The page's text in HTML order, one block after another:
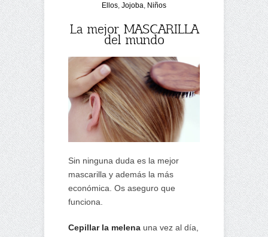
Ellos, Jojoba, Niños
La mejor MASCARILLA
del mundo
Sin ninguna duda es la mejor
mascarilla y además la más
económica. Os aseguro que
funciona.
Cepillar la melena una vez al día,